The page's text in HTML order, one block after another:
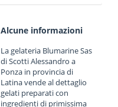
Alcune informazioni
La gelateria Blumarine Sas
di Scotti Alessandro a
Ponza in provincia di
Latina vende al dettaglio
gelati preparati con
ingredienti di primissima